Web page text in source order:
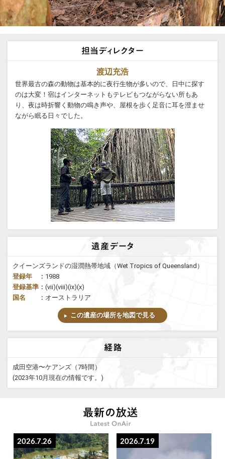
渡辺充浩
世界最古の森の動物は基本的に夜行生物が多いので、日中に探す
のは大変！宿はインターネットもテレビもつながらない所もあ
り、夜は時折響く動物の鳴き声や、屋根を歩く足音に耳を澄ませ
ながら眠る日々でした。
クイーンズランドの湿潤熱帯地域（Wet Tropics of Queensland）
登録年 ： 1988
登録基準： (vii)(viii)(ix)(x)
国名 ： オーストラリア
この遺産の場所を地図で見る
成田空港〜ケアンズ（7時間）
(2023年10月現在の情報です。)
2026.7.26 2026.7.19